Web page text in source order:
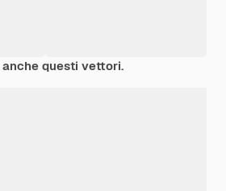
questi vettori.